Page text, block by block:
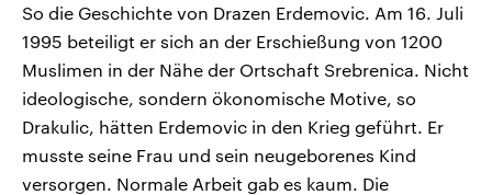
So die Geschichte von Drazen Erdemovic. Am 16. Juli
1995 beteiligt er sich an der Erschießung von 1200
Muslimen in der Nähe der Ortschaft Srebrenica. Nicht
ideologische, sondern ökonomische Motive, so
Drakulic, hätten Erdemovic in den Krieg geführt. Er
musste seine Frau und sein neugeborenes Kind
versorgen. Normale Arbeit gab es kaum. Die